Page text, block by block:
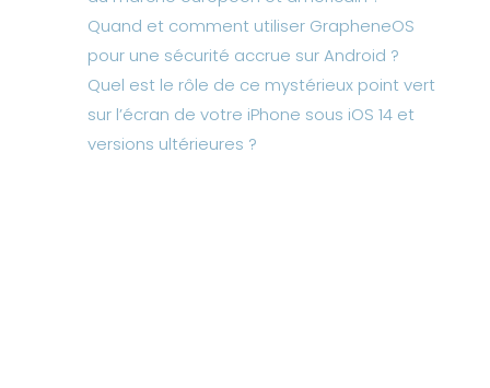
Quand et comment utiliser GrapheneOS
pour une sécurité accrue sur Android ?
Quel est le rôle de ce mystérieux point vert
sur l’écran de votre iPhone sous iOS 14 et
versions ultérieures ?